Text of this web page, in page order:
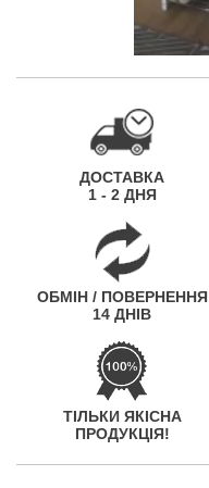
ДОСТАВКА
1 - 2 ДНЯ
ОБМІН / ПОВЕРНЕННЯ
14 ДНІВ
ТІЛЬКИ ЯКІСНА
ПРОДУКЦІЯ!